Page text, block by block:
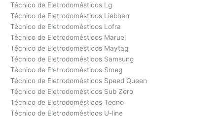
Técnico de Eletrodomésticos Lg
Técnico de Eletrodomésticos Liebherr
Técnico de Eletrodomésticos Lofra
Técnico de Eletrodomésticos Maruel
Técnico de Eletrodomésticos Maytag
Técnico de Eletrodomésticos Samsung
Técnico de Eletrodomésticos Smeg
Técnico de Eletrodomésticos Speed Queen
Técnico de Eletrodomésticos Sub Zero
Técnico de Eletrodomésticos Tecno
Técnico de Eletrodomésticos U-line